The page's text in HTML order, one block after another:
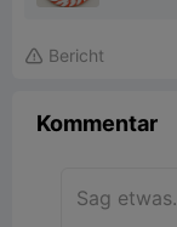
 Bericht
Kommentar